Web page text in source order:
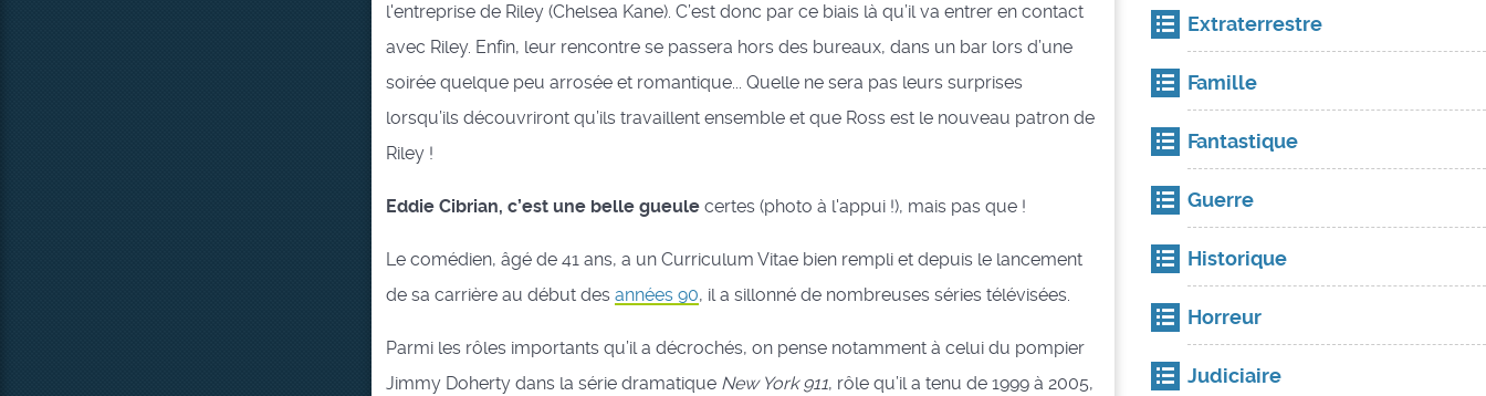
l'entreprise de Riley (Chelsea Kane). C’est donc par ce biais là qu’il va entrer en contact
avec Riley. Enfin, leur rencontre se passera hors des bureaux, dans un bar lors d’une
soirée quelque peu arrosée et romantique... Quelle ne sera pas leurs surprises
lorsqu’ils découvriront qu’ils travaillent ensemble et que Ross est le nouveau patron de
Riley !
Eddie Cibrian, c’est une belle gueule certes (photo à l'appui !), mais pas que !
Le comédien, âgé de 41 ans, a un Curriculum Vitae bien rempli et depuis le lancement
de sa carrière au début desannées 90, il a sillonné de nombreuses séries télévisées.
Parmi les rôles importants qu’il a décrochés, on pense notamment à celui du pompier
Jimmy Doherty dans la série dramatique New York 911, rôle qu’il a tenu de 1999 à 2005,
Extraterrestre
Famille
Fantastique
Guerre
Historique
Horreur
Judiciaire